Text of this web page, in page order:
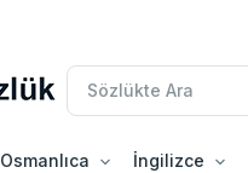
Osmanlıca İngilizce